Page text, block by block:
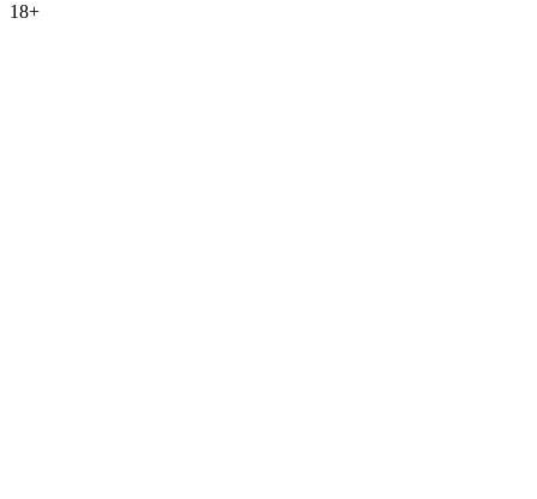
18+